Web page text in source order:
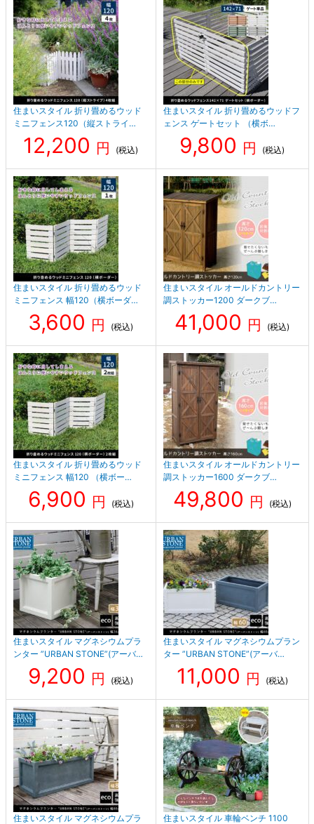
住まいスタイル 折り畳めるウッド
ミニフェンス120（縦ストライ…
12,200 円 (税込)
住まいスタイル 折り畳めるウッドフ
ェンス ゲートセット （横ボ…
9,800 円 (税込)
住まいスタイル 折り畳めるウッド
ミニフェンス 幅120（横ボーダ…
3,600 円 (税込)
住まいスタイル オールドカントリー
調ストッカー1200 ダークブ…
41,000 円 (税込)
住まいスタイル 折り畳めるウッド
ミニフェンス 幅120 （横ボー…
6,900 円 (税込)
住まいスタイル オールドカントリー
調ストッカー1600 ダークブ…
49,800 円 (税込)
住まいスタイル マグネシウムプラ
ンター ”URBAN STONE”(アーバ…
9,200 円 (税込)
住まいスタイル マグネシウムプラン
ター ”URBAN STONE”(アーバ…
11,000 円 (税込)
住まいスタイル マグネシウムプラ
住まいスタイル 車輪ベンチ 1100